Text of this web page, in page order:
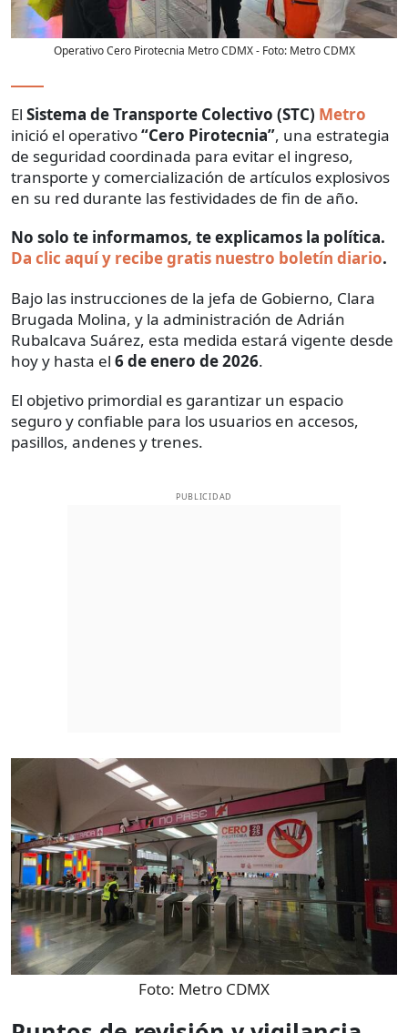
Operativo Cero Pirotecnia Metro CDMX- Foto: Metro CDMX
El Sistema de Transporte Colectivo (STC) Metro
inició el operativo“Cero Pirotecnia”, una estrategia
de seguridad coordinada para evitar el ingreso,
transporte y comercialización de artículos explosivos
en su red durante las festividades de fin de año.
No solo te informamos, te explicamos la política.
Da clic aquí y recibe gratis nuestro boletín diario.
Bajo las instrucciones de la jefa de Gobierno, Clara
Brugada Molina, y la administración de Adrián
Rubalcava Suárez, esta medida estará vigente desde
hoy y hasta el 6 de enero de 2026.
El objetivo primordial es garantizar un espacio
seguro y confiable para los usuarios en accesos,
pasillos, andenes y trenes.
PUBLICIDAD
Foto: Metro CDMX